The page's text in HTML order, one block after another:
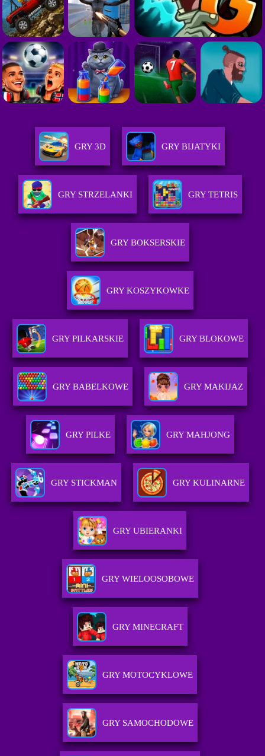
GRY 3D GRY BIJATYKI
GRY STRZELANKI GRY TETRIS
GRY BOKSERSKIE
GRY KOSZYKOWKE
GRY PILKARSKIE GRY BLOKOWE
GRY BABELKOWE GRY MAKIJAZ
GRY PILKE GRY MAHJONG
GRY STICKMAN GRY KULINARNE
GRY UBIERANKI
GRY WIELOOSOBOWE
GRY MINECRAFT
GRY MOTOCYKLOWE
GRY SAMOCHODOWE